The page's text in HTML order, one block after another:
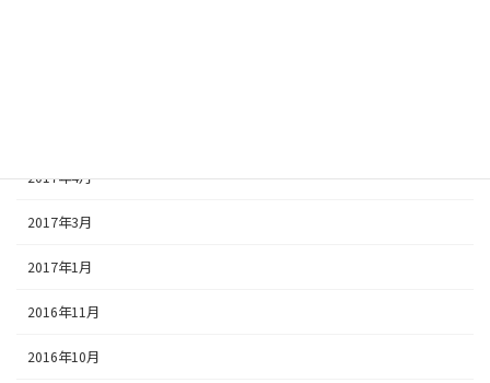
2017年4月
2017年3月
2017年1月
2016年11月
2016年10月